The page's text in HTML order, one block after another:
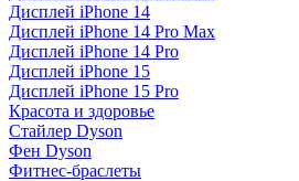
Дисплей iPhone 14
Дисплей iPhone 14 Pro Max
Дисплей iPhone 14 Pro
Дисплей iPhone 15
Дисплей iPhone 15 Pro
Красота и здоровье
Стайлер Dyson
Фен Dyson
Фитнес-браслеты